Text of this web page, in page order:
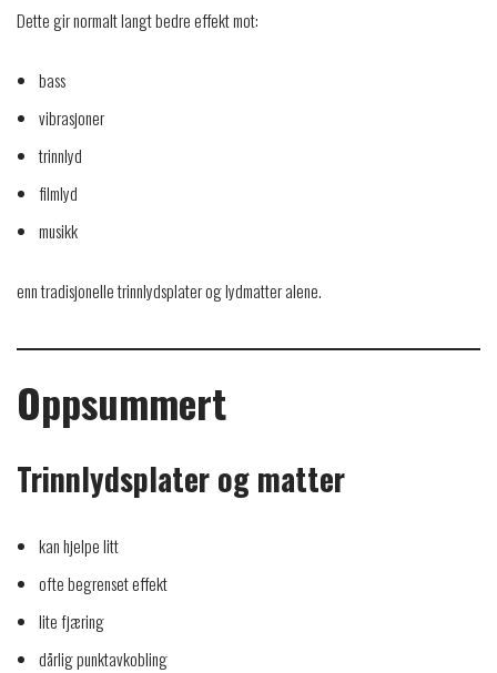
Dette gir normalt langt bedre effekt mot:
bass
vibrasjoner
trinnlyd
filmlyd
musikk
enn tradisjonelle trinnlydsplater og lydmatter alene.
Oppsummert
Trinnlydsplater og matter
kan hjelpe litt
ofte begrenset effekt
lite fjæring
dårlig punktavkobling